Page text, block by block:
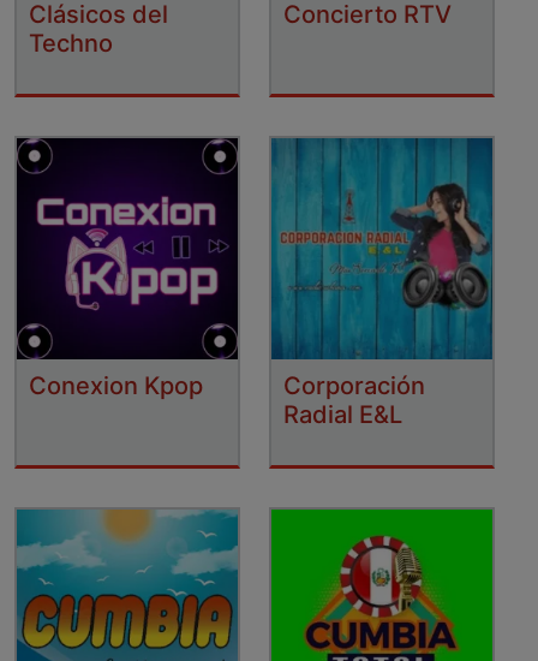
Clásicos del
Techno
Concierto RTV
Conexion Kpop
Corporación
Radial E&L